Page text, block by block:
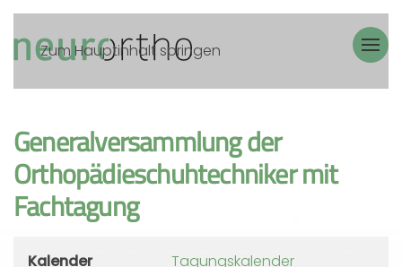
Zum Hauptinhalt springen
Generalversammlung der
Orthopädieschuhtechniker mit
Fachtagung
Kalender
Tagungskalender